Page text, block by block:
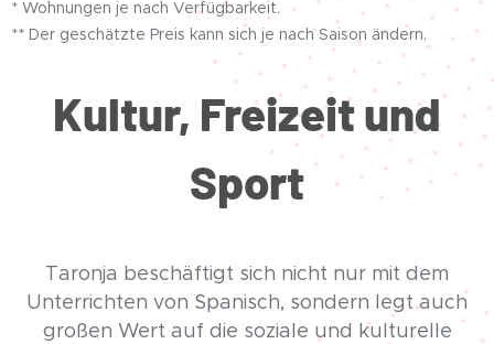
* Wohnungen je nach Verfügbarkeit.
** Der geschätzte Preis kann sich je nach Saison ändern.
Kultur, Freizeit und
Sport
Taronja beschäftigt sich nicht nur mit dem
Unterrichten von Spanisch, sondern legt auch
großen Wert auf die soziale und kulturelle